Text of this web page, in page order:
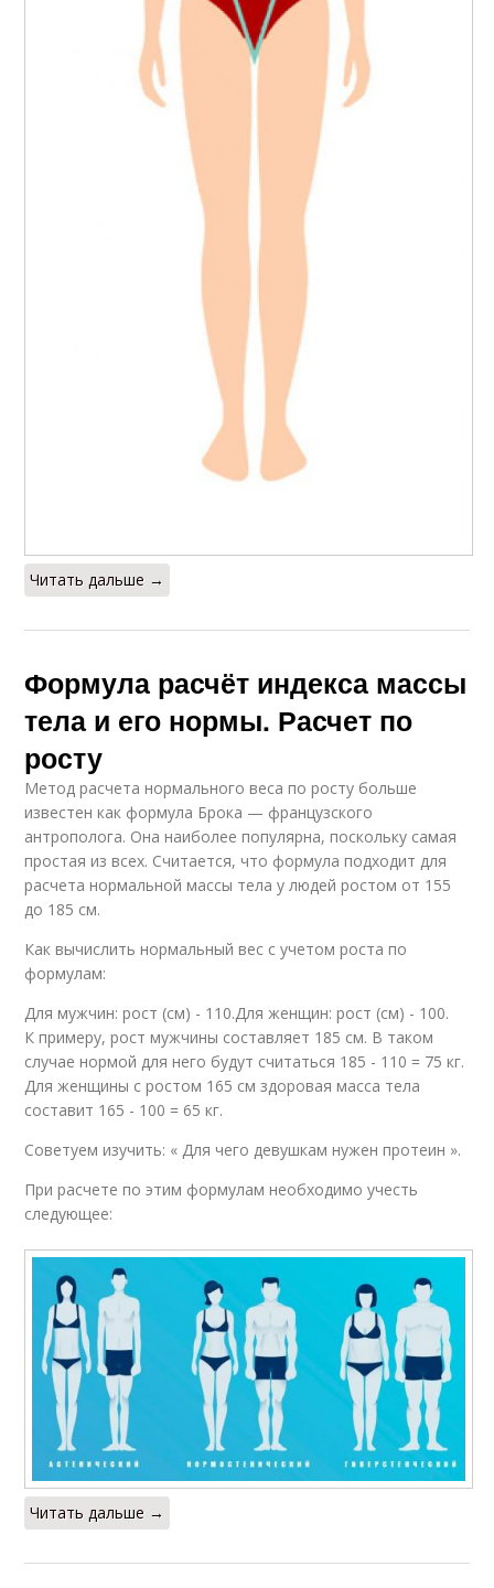
Читать дальше →
Формула расчёт индекса массы
тела и его нормы. Расчет по
росту
Метод расчета нормального веса по росту больше
известен как формула Брока — французского
антрополога. Она наиболее популярна, поскольку самая
простая из всех. Считается, что формула подходит для
расчета нормальной массы тела у людей ростом от 155
до 185 см.
Как вычислить нормальный вес с учетом роста по
формулам:
Для мужчин: рост (см) - 110.Для женщин: рост (см) - 100.
К примеру, рост мужчины составляет 185 см. В таком
случае нормой для него будут считаться 185 - 110 = 75 кг.
Для женщины с ростом 165 см здоровая масса тела
составит 165 - 100 = 65 кг.
Советуем изучить: « Для чего девушкам нужен протеин ».
При расчете по этим формулам необходимо учесть
следующее:
Читать дальше →